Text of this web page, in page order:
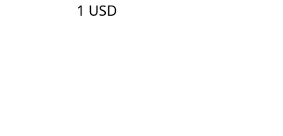
1 USD